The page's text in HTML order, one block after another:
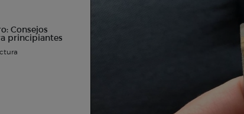
Consejos
principiantes